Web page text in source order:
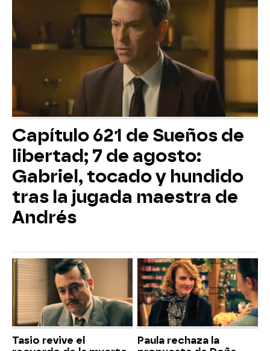
Capítulo 621 de Sueños de
libertad; 7 de agosto:
Gabriel, tocado y hundido
tras la jugada maestra de
Andrés
Tasio revive el
Paula rechaza la